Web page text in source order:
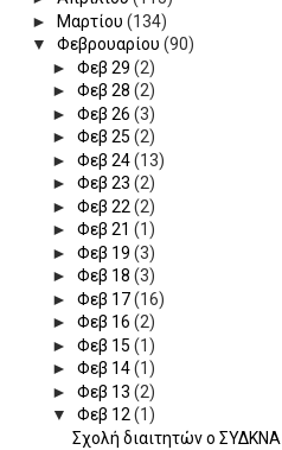
►
Μαρτίου (134)
▼ Φεβρουαρίου (90)
► Φεβ 29 (2)
► Φεβ 28 (2)
► Φεβ 26 (3)
► Φεβ 25 (2)
► Φεβ 24(13)
► Φεβ 23 (2)
► Φεβ 22 (2)
► Φεβ 21 (1)
► Φεβ 19 (3)
► Φεβ 18 (3)
► Φεβ 17(16)
► Φεβ 16 (2)
► Φεβ 15 (1)
► Φεβ 14(1)
► Φεβ 13 (2)
▼ Φεβ 12(1)
Σχολή διαιτητών ο ΣΥΔΚΝΑ